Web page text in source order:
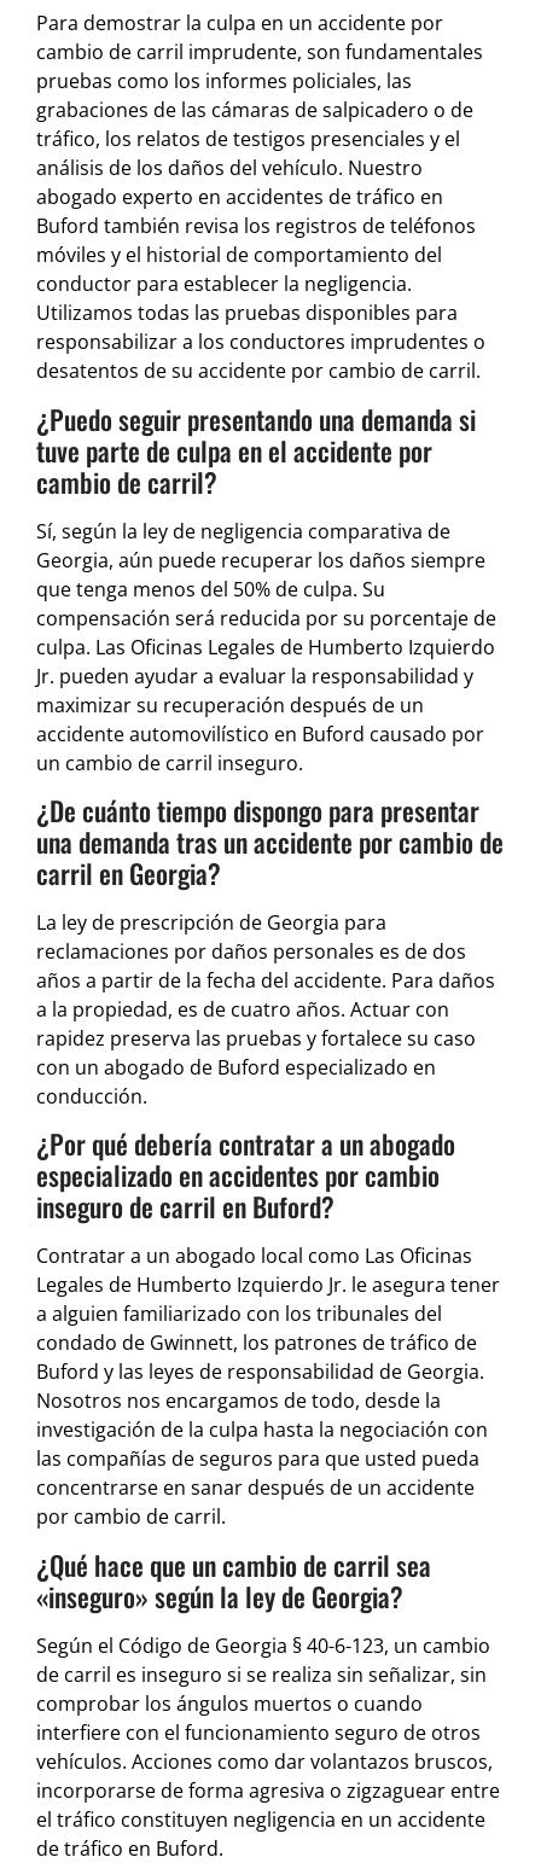
Para demostrar la culpa en un accidente por
cambio de carril imprudente, son fundamentales
pruebas como los informes policiales, las
grabaciones de las cámaras de salpicadero o de
tráfico, los relatos de testigos presenciales y el
análisis de los daños del vehículo. Nuestro
abogado experto en accidentes de tráfico en
Buford también revisa los registros de teléfonos
móviles y el historial de comportamiento del
conductor para establecer la negligencia.
Utilizamos todas las pruebas disponibles para
responsabilizar a los conductores imprudentes o
desatentos de su accidente por cambio de carril.
¿Puedo seguir presentando una demanda si
tuve parte de culpa en el accidente por
cambio de carril?
Sí, según la ley de negligencia comparativa de
Georgia, aún puede recuperar los daños siempre
que tenga menos del 50% de culpa. Su
compensación será reducida por su porcentaje de
culpa. Las Oficinas Legales de Humberto Izquierdo
Jr. pueden ayudar a evaluar la responsabilidad y
maximizar su recuperación después de un
accidente automovilístico en Buford causado por
un cambio de carril inseguro.
¿De cuánto tiempo dispongo para presentar
una demanda tras un accidente por cambio de
carril en Georgia?
La ley de prescripción de Georgia para
reclamaciones por daños personales es de dos
años a partir de la fecha del accidente. Para daños
a la propiedad, es de cuatro años. Actuar con
rapidez preserva las pruebas y fortalece su caso
con un abogado de Buford especializado en
conducción.
¿Por qué debería contratar a un abogado
especializado en accidentes por cambio
inseguro de carril en Buford?
Contratar a un abogado local como Las Oficinas
Legales de Humberto Izquierdo Jr. le asegura tener
a alguien familiarizado con los tribunales del
condado de Gwinnett, los patrones de tráfico de
Buford y las leyes de responsabilidad de Georgia.
Nosotros nos encargamos de todo, desde la
investigación de la culpa hasta la negociación con
las compañías de seguros para que usted pueda
concentrarse en sanar después de un accidente
por cambio de carril.
¿Qué hace que un cambio de carril sea
«inseguro» según la ley de Georgia?
Según el Código de Georgia § 40-6-123, un cambio
de carril es inseguro si se realiza sin señalizar, sin
comprobar los ángulos muertos o cuando
interfiere con el funcionamiento seguro de otros
vehículos. Acciones como dar volantazos bruscos,
incorporarse de forma agresiva o zigzaguear entre
el tráfico constituyen negligencia en un accidente
de tráfico en Buford.